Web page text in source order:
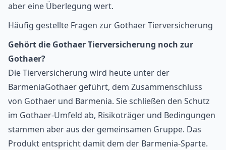
aber eine Überlegung wert.
Häufig gestellte Fragen zur Gothaer Tierversicherung
Gehört die Gothaer Tierversicherung noch zur
Gothaer?
Die Tierversicherung wird heute unter der
BarmeniaGothaer geführt, dem Zusammenschluss
von Gothaer und Barmenia. Sie schließen den Schutz
im Gothaer-Umfeld ab, Risikoträger und Bedingungen
stammen aber aus der gemeinsamen Gruppe. Das
Produkt entspricht damit dem der Barmenia-Sparte.